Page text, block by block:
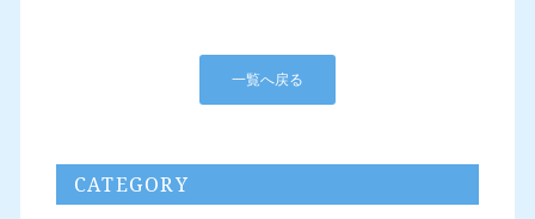
一覧へ戻る
CATEGORY